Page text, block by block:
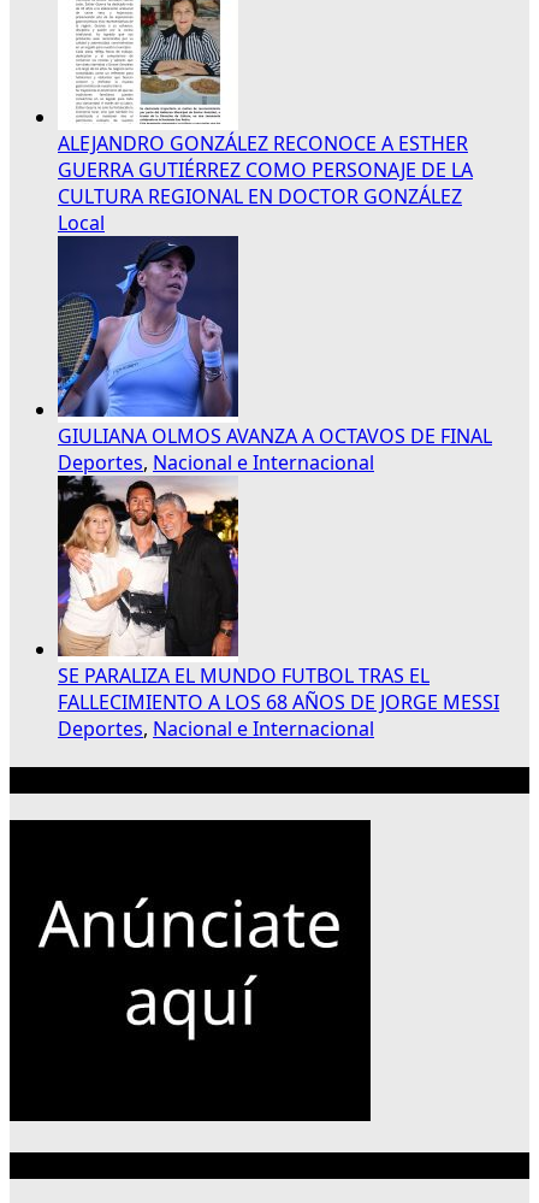
ALEJANDRO GONZÁLEZ RECONOCE A ESTHER
GUERRA GUTIÉRREZ COMO PERSONAJE DE LA
CULTURA REGIONAL EN DOCTOR GONZÁLEZ
Local
GIULIANA OLMOS AVANZA A OCTAVOS DE FINAL
Deportes, Nacional e Internacional
SE PARALIZA EL MUNDO FUTBOL TRAS EL
FALLECIMIENTO A LOS 68 AÑOS DE JORGE MESSI
Deportes, Nacional e Internacional